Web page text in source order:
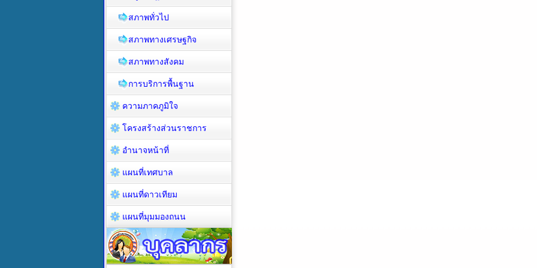
สภาพทั่วไป
สภาพทางเศรษฐกิจ
สภาพทางสังคม
การบริการพื้นฐาน
ความภาคภูมิใจ
โครงสร้างส่วนราชการ
อำนาจหน้าที่
แผนที่เทศบาล
แผนที่ดาวเทียม
แผนที่มุมมองถนน